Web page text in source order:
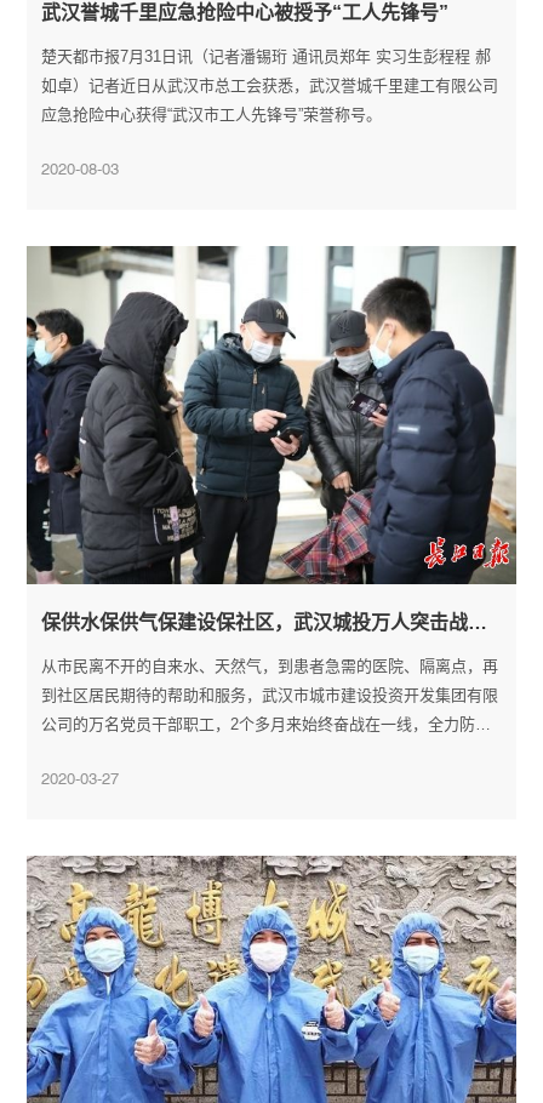
武汉誉城千里应急抢险中心被授予“工人先锋号”
楚天都市报7月31日讯（记者潘锡珩 通讯员郑年 实习生彭程程 郝
如卓）记者近日从武汉市总工会获悉，武汉誉城千里建工有限公司
应急抢险中心获得“武汉市工人先锋号”荣誉称号。
2020-08-03
保供水保供气保建设保社区，武汉城投万人突击战疫情保运转
从市民离不开的自来水、天然气，到患者急需的医院、隔离点，再
到社区居民期待的帮助和服务，武汉市城市建设投资开发集团有限
公司的万名党员干部职工，2个多月来始终奋战在一线，全力防控
2020-03-27